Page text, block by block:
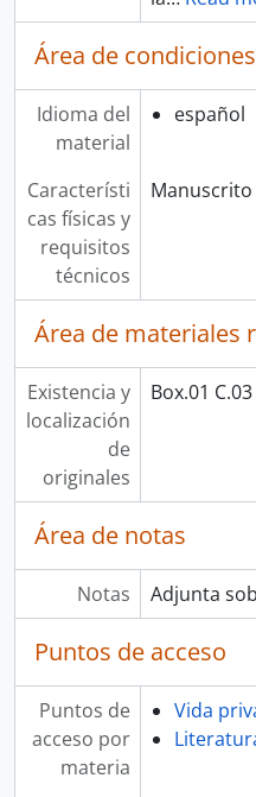
Área de
Idioma del
material
español
Característi
cas físicas y
requisitos
técnicos
Manuscrito
Área de materiales
Existencia y
localización
de
originales
Box.01
Área de notas
Notas Adjunta
Puntos de acceso
Puntos de
acceso por
materia
Vida